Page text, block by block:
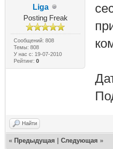
Liga
Posting Freak
Сообщений: 808
Темы: 808
У нас с: 19-07-2010
Рейтинг: 0
Найти
« Предыдущая Следующая »